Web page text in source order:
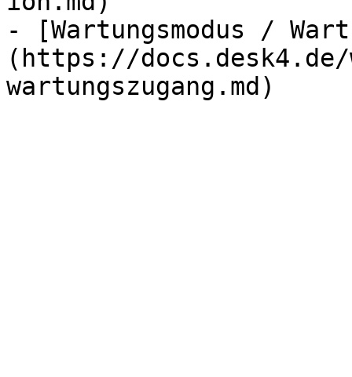
- [Wartungsmodus /
(https://docs.desk4.de/